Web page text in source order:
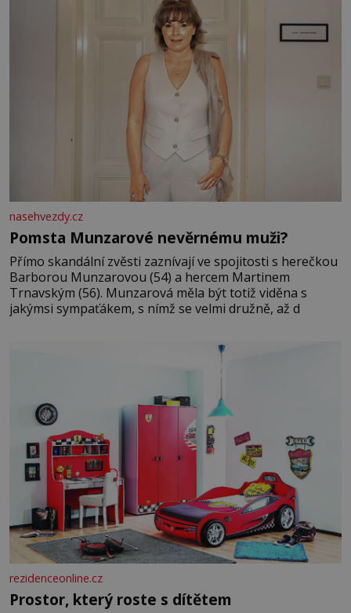
nasehvezdy.cz
Pomsta Munzarové nevěrnému muži?
Přímo skandální zvěsti zaznívají ve spojitosti s herečkou
Barborou Munzarovou (54) a hercem Martinem
Trnavským (56). Munzarová měla být totiž viděna s
jakýmsi sympaťákem, s nímž se velmi družně, až d
rezidenceonline.cz
Prostor, který roste s dítětem